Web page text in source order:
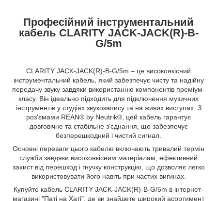
Професійний інструментальний
кабель CLARITY JACK-JACK(R)-B-
G/5m
CLARITY JACK-JACK(R)-B-G/5m – це високоякісний
інструментальний кабель, який забезпечує чисту та надійну
передачу звуку завдяки використанню компонентів преміум-
класу. Він ідеально підходить для підключення музичних
інструментів у студіях звукозапису та на живих виступах. З
роз'ємами REAN® by Neutrik®, цей кабель гарантує
довговічне та стабільне з'єднання, що забезпечує
безперешкодний і чистий сигнал.
Основні переваги цього кабелю включають тривалий термін
служби завдяки високоякісним матеріалам, ефективний
захист від перешкод і гнучку конструкцію, що дозволяє легко
використовувати його навіть при частих вигинах.
Купуйте кабель CLARITY JACK-JACK(R)-B-G/5m в інтернет-
магазині "Паті на Хаті", де ви знайдете широкий асортимент